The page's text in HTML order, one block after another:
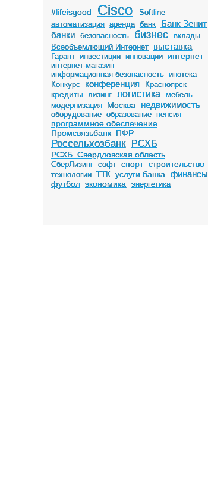
#lifeisgood Cisco
Softline
автоматизация аренда банк
Банк Зенит
банки безопасность бизнес
вклады
Всеобъемлющий Интернет
выставка
Гарант инвестиции инновации интернет
интернет-магазин
информационная безопасность ипотека
Конкурс
конференция Красноярск
кредиты лизинг логистика
мебель
модернизация
Москва недвижимость
оборудование образование пенсия
программное обеспечение
Промсвязьбанк ПФР
Россельхозбанк РСХБ
РСХБ_Свердловская область
СберЛизинг софт спорт строительство
технологии ТТК услуги банка финансы
футбол экономика энергетика